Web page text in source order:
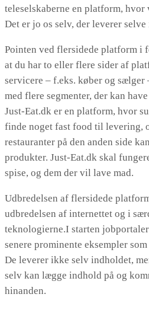
teleselskaberne en platform, hvor
Det er jo os selv, der leverer
Pointen ved flersidede platform i
at du har to eller flere sider af
servicere – f.eks. køber og sælger
med flere segmenter, der kan
Just-Eat.dk er en platform, hvor
finde noget fast food til levering,
restauranter på den anden side
produkter. Just-Eat.dk skal
spise, og dem der vil lave mad.
Udbredelsen af flersidede
udbredelsen af internettet og i
teknologierne.I starten
senere prominente eksempler
De leverer ikke selv indholdet,
selv kan lægge indhold på og
hinanden.